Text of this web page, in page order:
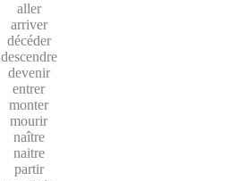
aller
arriver
décéder
descendre
devenir
entrer
monter
mourir
naître
naitre
partir